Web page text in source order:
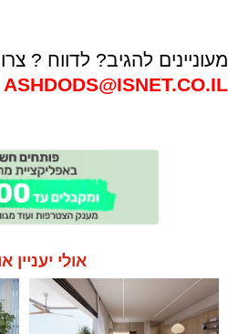
מעוניינים להגיב? לדווח ?
ASHDODS@ISNET.CO.IL
אולי יעניין